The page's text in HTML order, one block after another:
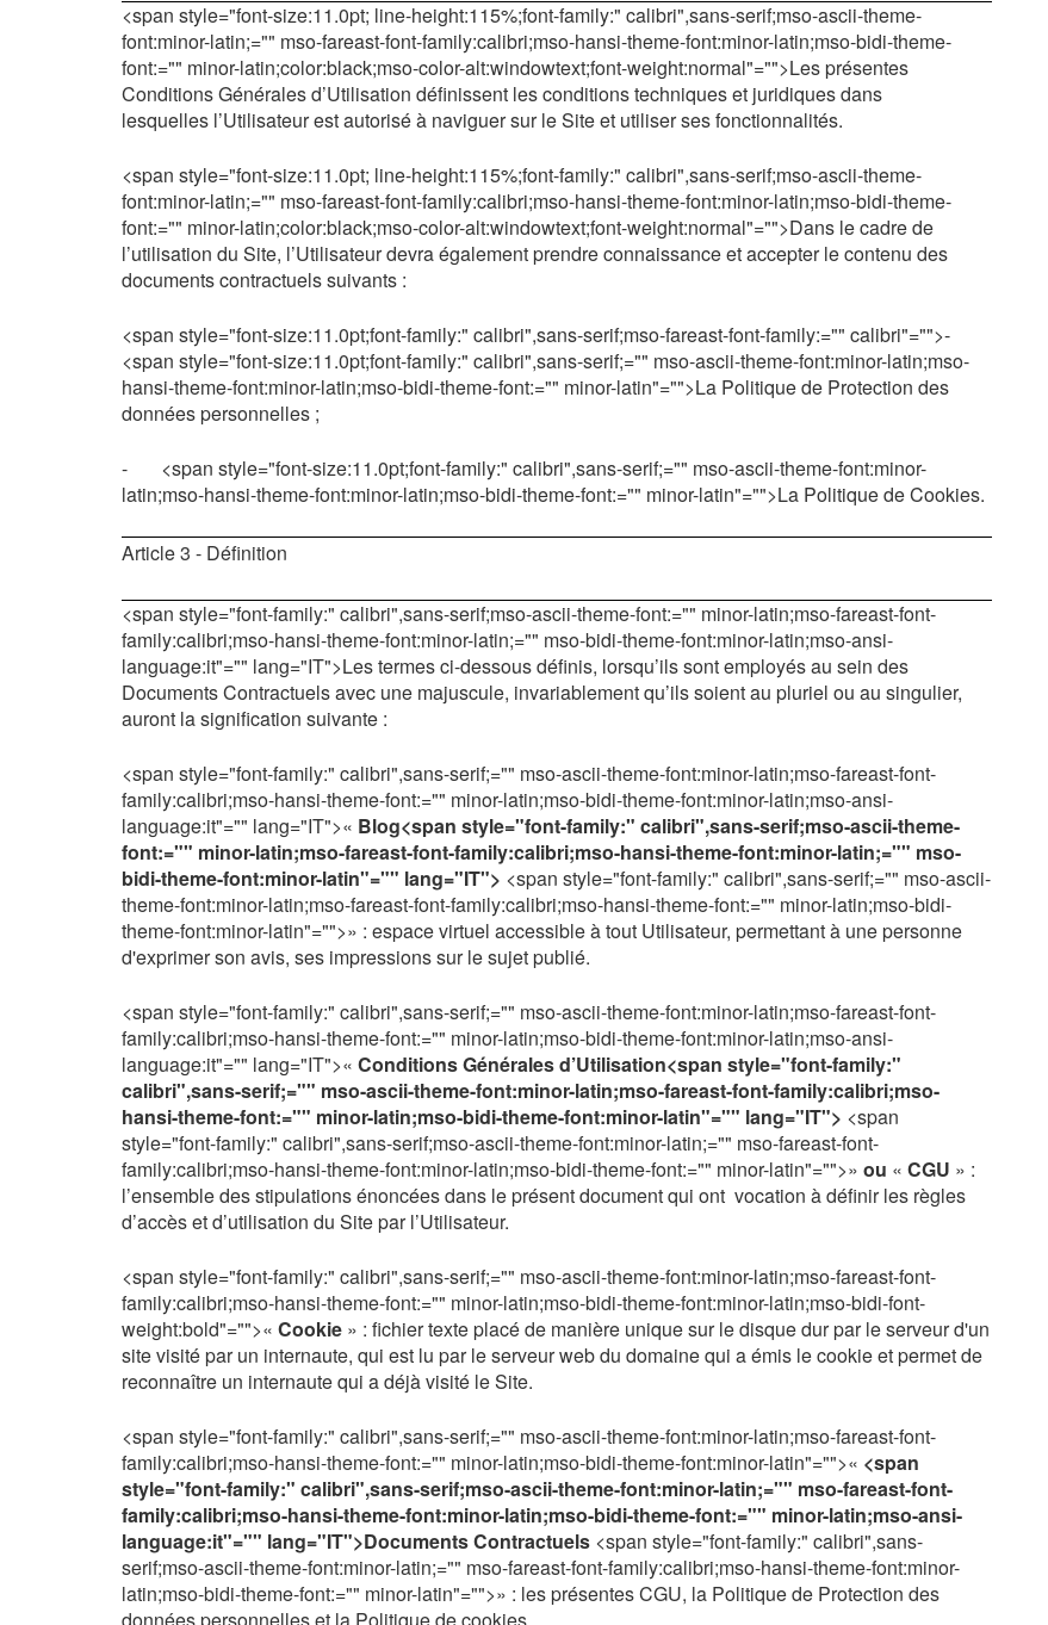
<span style="font-size:11.0pt; line-height:115%;font-family:" calibri",sans-serif;mso-ascii-theme-
font:minor-latin;="" mso-fareast-font-family:calibri;mso-hansi-theme-font:minor-latin;mso-bidi-theme-
font:="" minor-latin;color:black;mso-color-alt:windowtext;font-weight:normal"="">Les présentes
Conditions Générales d’Utilisation définissent les conditions techniques et juridiques dans
lesquelles l’Utilisateur est autorisé à naviguer sur le Site et utiliser ses fonctionnalités.
<span style="font-size:11.0pt; line-height:115%;font-family:" calibri",sans-serif;mso-ascii-theme-
font:minor-latin;="" mso-fareast-font-family:calibri;mso-hansi-theme-font:minor-latin;mso-bidi-theme-
font:="" minor-latin;color:black;mso-color-alt:windowtext;font-weight:normal"="">Dans le cadre de
l’utilisation du Site, l’Utilisateur devra également prendre connaissance et accepter le contenu des
documents contractuels suivants :
<span style="font-size:11.0pt;font-family:" calibri",sans-serif;mso-fareast-font-family:="" calibri"="">-
<span style="font-size:11.0pt;font-family:" calibri",sans-serif;="" mso-ascii-theme-font:minor-latin;mso-
hansi-theme-font:minor-latin;mso-bidi-theme-font:="" minor-latin"="">La Politique de Protection des
données personnelles ;
-
<span style="font-size:11.0pt;font-family:" calibri",sans-serif;="" mso-ascii-theme-font:minor-
latin;mso-hansi-theme-font:minor-latin;mso-bidi-theme-font:="" minor-latin"="">La Politique de Cookies.
Article 3 - Définition
<span style="font-family:" calibri",sans-serif;mso-ascii-theme-font:="" minor-latin;mso-fareast-font-
family:calibri;mso-hansi-theme-font:minor-latin;="" mso-bidi-theme-font:minor-latin;mso-ansi-
language:it"="" lang="IT">Les termes ci-dessous définis, lorsqu’ils sont employés au sein des
Documents Contractuels avec une majuscule, invariablement qu’ils soient au pluriel ou au singulier,
auront la signification suivante :
<span style="font-family:" calibri",sans-serif;="" mso-ascii-theme-font:minor-latin;mso-fareast-font-
family:calibri;mso-hansi-theme-font:="" minor-latin;mso-bidi-theme-font:minor-latin;mso-ansi-
language:it"="" lang="IT">« Blog<span style="font-family:" calibri",sans-serif;mso-ascii-theme-
font:="" minor-latin;mso-fareast-font-family:calibri;mso-hansi-theme-font:minor-latin;="" mso-
bidi-theme-font:minor-latin"="" lang="IT"> <span style="font-family:" calibri",sans-serif;="" mso-ascii-
theme-font:minor-latin;mso-fareast-font-family:calibri;mso-hansi-theme-font:="" minor-latin;mso-bidi-
theme-font:minor-latin"="">» : espace virtuel accessible à tout Utilisateur, permettant à une personne
d'exprimer son avis, ses impressions sur le sujet publié.
<span style="font-family:" calibri",sans-serif;="" mso-ascii-theme-font:minor-latin;mso-fareast-font-
family:calibri;mso-hansi-theme-font:="" minor-latin;mso-bidi-theme-font:minor-latin;mso-ansi-
language:it"="" lang="IT">« Conditions Générales d’Utilisation<span style="font-family:"
calibri",sans-serif;="" mso-ascii-theme-font:minor-latin;mso-fareast-font-family:calibri;mso-
hansi-theme-font:="" minor-latin;mso-bidi-theme-font:minor-latin"="" lang="IT"> <span
style="font-family:" calibri",sans-serif;mso-ascii-theme-font:minor-latin;="" mso-fareast-font-
family:calibri;mso-hansi-theme-font:minor-latin;mso-bidi-theme-font:="" minor-latin"="">» ou « CGU » :
l’ensemble des stipulations énoncées dans le présent document qui ont vocation à définir les règles
d’accès et d’utilisation du Site par l’Utilisateur.
<span style="font-family:" calibri",sans-serif;="" mso-ascii-theme-font:minor-latin;mso-fareast-font-
family:calibri;mso-hansi-theme-font:="" minor-latin;mso-bidi-theme-font:minor-latin;mso-bidi-font-
weight:bold"="">« Cookie » : fichier texte placé de manière unique sur le disque dur par le serveur d'un
site visité par un internaute, qui est lu par le serveur web du domaine qui a émis le cookie et permet de
reconnaître un internaute qui a déjà visité le Site.
<span style="font-family:" calibri",sans-serif;="" mso-ascii-theme-font:minor-latin;mso-fareast-font-
family:calibri;mso-hansi-theme-font:="" minor-latin;mso-bidi-theme-font:minor-latin"="">« <span
style="font-family:" calibri",sans-serif;mso-ascii-theme-font:minor-latin;="" mso-fareast-font-
family:calibri;mso-hansi-theme-font:minor-latin;mso-bidi-theme-font:="" minor-latin;mso-ansi-
language:it"="" lang="IT">Documents Contractuels <span style="font-family:" calibri",sans-
serif;mso-ascii-theme-font:minor-latin;="" mso-fareast-font-family:calibri;mso-hansi-theme-font:minor-
latin;mso-bidi-theme-font:="" minor-latin"="">» : les présentes CGU, la Politique de Protection des